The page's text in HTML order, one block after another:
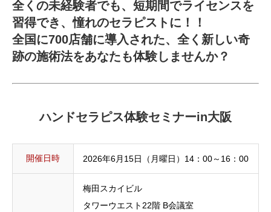
全くの未経験者でも、短期間でライセンスを
習得でき、憧れのセラピストに！！
全国に700店舗に導入された、全く新しい奇
跡の施術法をあなたも体験しませんか？
ハンドセラピス体験セミナーin大阪
開催日時 2026年6月15日（月曜日）14：00～16：00
梅田スカイビル
タワーウエスト22階 B会議室